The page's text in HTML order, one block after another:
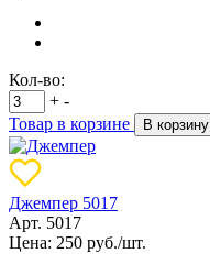
Кол-во:
+ -
Товар в корзине
В корзину
Джемпер 5017
Арт. 5017
Цена: 250 руб./шт.